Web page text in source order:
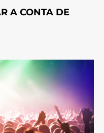
A CONTA DE